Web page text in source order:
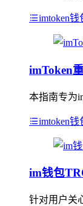
imtoken
imToken
本指南专为
imtoken
im钱包
针对用户关